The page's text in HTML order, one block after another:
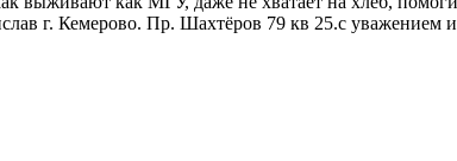
г. Кемерово. Пр. Шахтёров 79 кв 25.с уважением